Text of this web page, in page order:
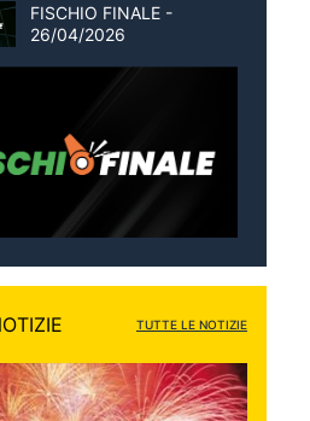
FISCHIO FINALE -
26/04/2026
TUTTE LE NOTIZIE